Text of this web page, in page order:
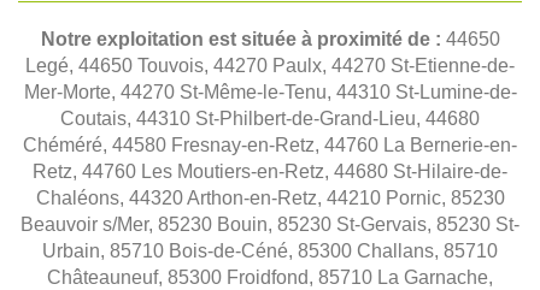
Notre exploitation est située à proximité de : 44650
Legé, 44650 Touvois, 44270 Paulx, 44270 St-Etienne-de-
Mer-Morte, 44270 St-Même-le-Tenu, 44310 St-Lumine-de-
Coutais, 44310 St-Philbert-de-Grand-Lieu, 44680
Chéméré, 44580 Fresnay-en-Retz, 44760 La Bernerie-en-
Retz, 44760 Les Moutiers-en-Retz, 44680 St-Hilaire-de-
Chaléons, 44320 Arthon-en-Retz, 44210 Pornic, 85230
Beauvoir s/Mer, 85230 Bouin, 85230 St-Gervais, 85230 St-
Urbain, 85710 Bois-de-Céné, 85300 Challans, 85710
Châteauneuf, 85300 Froidfond, 85710 La Garnache,